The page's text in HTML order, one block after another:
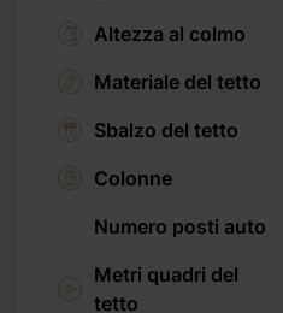
Altezza al colmo
Materiale del tetto
Sbalzo del tetto
Colonne
Numero posti auto
Metri quadri del
tetto